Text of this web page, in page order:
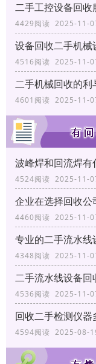
二手工控设备回收
4429阅读 2025-11-
设备回收二手机
4516阅读 2025-11-
二手机械回收的利
4601阅读 2025-11-
波峰焊和回流焊有
4524阅读 2025-11-
企业在选择回收公
4460阅读 2025-11-
专业的二手流水线
4348阅读 2025-11-
二手流水线设备回
4536阅读 2025-11-
回收二手检测仪器
4594阅读 2025-08-